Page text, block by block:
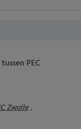
PEC
Zwolle,